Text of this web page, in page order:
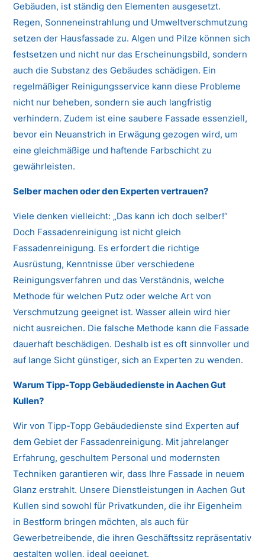
Gebäuden, ist ständig den Elementen ausgesetzt.
Regen, Sonneneinstrahlung und Umweltverschmutzung
setzen der Hausfassade zu. Algen und Pilze können sich
festsetzen und nicht nur das Erscheinungsbild, sondern
auch die Substanz des Gebäudes schädigen. Ein
regelmäßiger Reinigungsservice kann diese Probleme
nicht nur beheben, sondern sie auch langfristig
verhindern. Zudem ist eine saubere Fassade essenziell,
bevor ein Neuanstrich in Erwägung gezogen wird, um
eine gleichmäßige und haftende Farbschicht zu
gewährleisten.
Selber machen oder den Experten vertrauen?
Viele denken vielleicht: „Das kann ich doch selber!“
Doch Fassadenreinigung ist nicht gleich
Fassadenreinigung. Es erfordert die richtige
Ausrüstung, Kenntnisse über verschiedene
Reinigungsverfahren und das Verständnis, welche
Methode für welchen Putz oder welche Art von
Verschmutzung geeignet ist. Wasser allein wird hier
nicht ausreichen. Die falsche Methode kann die Fassade
dauerhaft beschädigen. Deshalb ist es oft sinnvoller und
auf lange Sicht günstiger, sich an Experten zu wenden.
Warum Tipp-Topp Gebäudedienste in Aachen Gut
Kullen?
Wir von Tipp-Topp Gebäudedienste sind Experten auf
dem Gebiet der Fassadenreinigung. Mit jahrelanger
Erfahrung, geschultem Personal und modernsten
Techniken garantieren wir, dass Ihre Fassade in neuem
Glanz erstrahlt. Unsere Dienstleistungen in Aachen Gut
Kullen sind sowohl für Privatkunden, die ihr Eigenheim
in Bestform bringen möchten, als auch für
Gewerbetreibende, die ihren Geschäftssitz repräsentativ
gestalten wollen, ideal geeignet.